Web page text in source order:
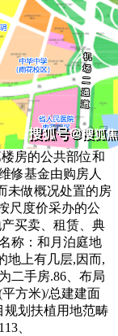
房的公共部位和
修基金由购房人
未做概况处置的房
尺度价采办的公
买卖、租赁、典
称：和月泊庭地
地上有几层,因而,
二手房.86、布局
方米)/总建建面
规划扶植用地范畴
、